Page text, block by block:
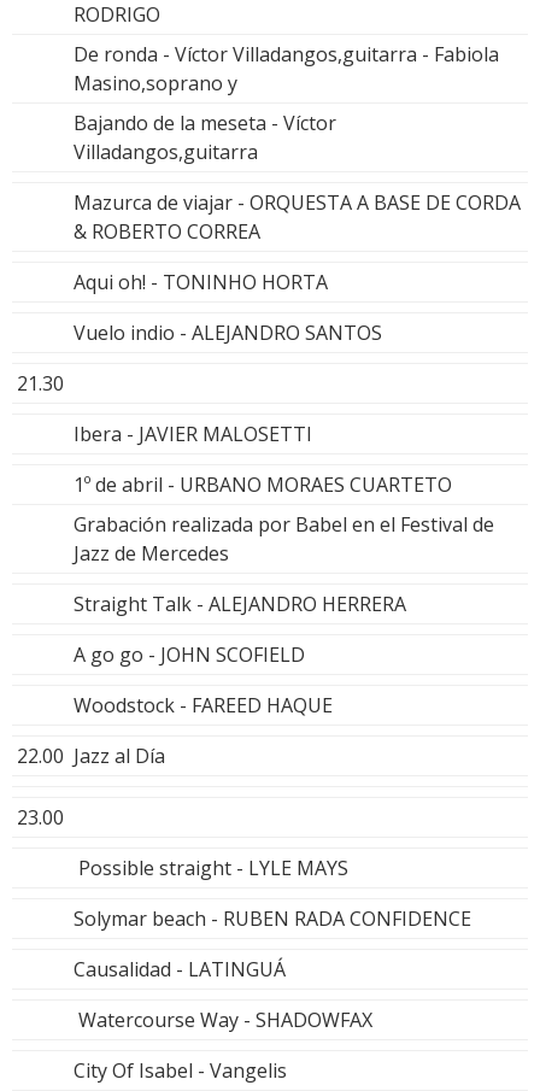
RODRIGO
De ronda - Víctor Villadangos,guitarra - Fabiola
Masino,soprano y
Bajando de la meseta - Víctor
Villadangos,guitarra
Mazurca de viajar - ORQUESTA A BASE DE CORDA
& ROBERTO CORREA
Aqui oh! - TONINHO HORTA
Vuelo indio - ALEJANDRO SANTOS
21.30
Ibera - JAVIER MALOSETTI
1º de abril - URBANO MORAES CUARTETO
Grabación realizada por Babel en el Festival de
Jazz de Mercedes
Straight Talk - ALEJANDRO HERRERA
A go go - JOHN SCOFIELD
Woodstock - FAREED HAQUE
22.00 Jazz al Día
23.00
Possible straight - LYLE MAYS
Solymar beach - RUBEN RADA CONFIDENCE
Causalidad - LATINGUÁ
Watercourse Way - SHADOWFAX
City Of Isabel - Vangelis